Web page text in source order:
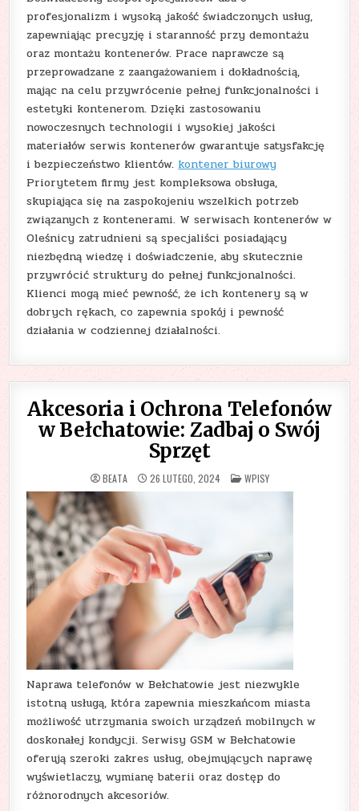
profesjonalizm i wysoką jakość świadczonych usług,
zapewniając precyzję i staranność przy demontażu
oraz montażu kontenerów. Prace naprawcze są
przeprowadzane z zaangażowaniem i dokładnością,
mając na celu przywrócenie pełnej funkcjonalności i
estetyki kontenerom. Dzięki zastosowaniu
nowoczesnych technologii i wysokiej jakości
materiałów serwis kontenerów gwarantuje satysfakcję
i bezpieczeństwo klientów. kontener biurowy
Priorytetem firmy jest kompleksowa obsługa,
skupiająca się na zaspokojeniu wszelkich potrzeb
związanych z kontenerami. W serwisach kontenerów w
Oleśnicy zatrudnieni są specjaliści posiadający
niezbędną wiedzę i doświadczenie, aby skutecznie
przywrócić struktury do pełnej funkcjonalności.
Klienci mogą mieć pewność, że ich kontenery są w
dobrych rękach, co zapewnia spokój i pewność
działania w codziennej działalności.
Akcesoria i Ochrona Telefonów
w Bełchatowie: Zadbaj o Swój
Sprzęt
BEATA 26 LUTEGO, 2024 POSTED
IN
WPISY
Naprawa telefonów w Bełchatowie jest niezwykle
istotną usługą, która zapewnia mieszkańcom miasta
możliwość utrzymania swoich urządzeń mobilnych w
doskonałej kondycji. Serwisy GSM w Bełchatowie
oferują szeroki zakres usług, obejmujących naprawę
wyświetlaczy, wymianę baterii oraz dostęp do
różnorodnych akcesoriów.